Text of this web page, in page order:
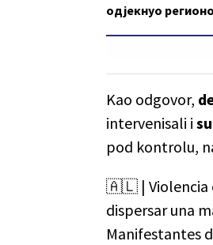
одјекнуо
Kao odgovor,
intervenisali i
pod kontrolu,
🇦🇱 | Violencia
dispersar una
Manifestantes